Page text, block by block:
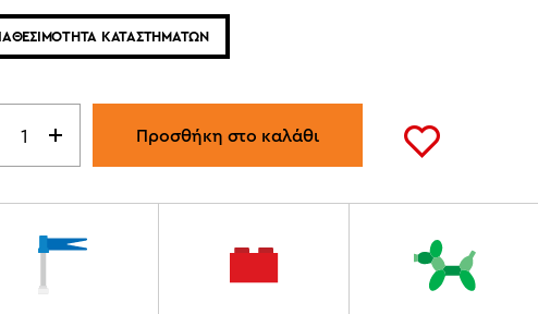
ΚΑΤΑΣΤΗΜΑΤΩΝ
Προσθήκη στο καλάθι